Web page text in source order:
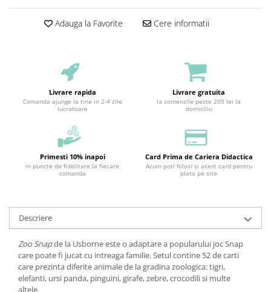
Adauga la Favorite Cere informatii
Livrare rapida
Comanda ajunge la tine in 2-4 zile
lucratoare
Livrare gratuita
la comenzile peste 200 lei la
domiciliu
Primesti 10% inapoi
in puncte de fidelitate la fiecare
comanda
Card Prima de Cariera Didactica
Acum poti folosi si acest card pentru
plata pe site
Descriere
Zoo Snapde la Usborne este o adaptare a popularului joc Snap
care poate fi jucat cu intreaga familie. Setul contine 52 de carti
care prezinta diferite animale de la gradina zoologica: tigri,
elefanti, ursi panda, pinguini, girafe, zebre, crocodili si multe
altele.